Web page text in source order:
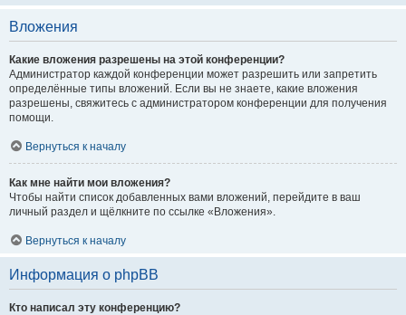
Вложения
Какие вложения разрешены на этой конференции?
Администратор каждой конференции может разрешить или запретить
определённые типы вложений. Если вы не знаете, какие вложения
разрешены, свяжитесь с администратором конференции для получения
помощи.
Вернуться к началу
Как мне найти мои вложения?
Чтобы найти список добавленных вами вложений, перейдите в ваш
личный раздел и щёлкните по ссылке «Вложения».
Вернуться к началу
Информация о phpBB
Кто написал эту конференцию?